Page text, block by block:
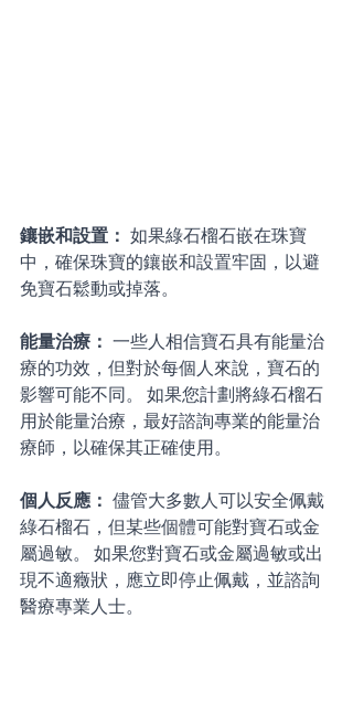
鑲嵌和設置： 如果綠石榴石嵌在珠寶
中，確保珠寶的鑲嵌和設置牢固，以避
免寶石鬆動或掉落。
能量治療： 一些人相信寶石具有能量治
療的功效，但對於每個人來說，寶石的
影響可能不同。 如果您計劃將綠石榴石
用於能量治療，最好諮詢專業的能量治
療師，以確保其正確使用。
個人反應： 儘管大多數人可以安全佩戴
綠石榴石，但某些個體可能對寶石或金
屬過敏。 如果您對寶石或金屬過敏或出
現不適癥狀，應立即停止佩戴，並諮詢
醫療專業人士。